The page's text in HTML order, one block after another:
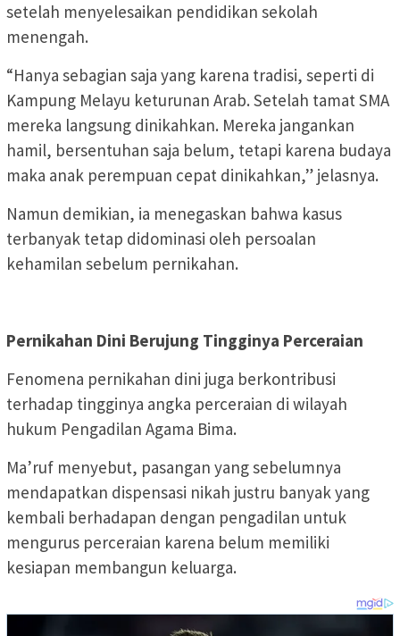
setelah menyelesaikan pendidikan sekolah
menengah.
“Hanya sebagian saja yang karena tradisi, seperti di
Kampung Melayu keturunan Arab. Setelah tamat SMA
mereka langsung dinikahkan. Mereka jangankan
hamil, bersentuhan saja belum, tetapi karena budaya
maka anak perempuan cepat dinikahkan,” jelasnya.
Namun demikian, ia menegaskan bahwa kasus
terbanyak tetap didominasi oleh persoalan
kehamilan sebelum pernikahan.
Pernikahan Dini Berujung Tingginya Perceraian
Fenomena pernikahan dini juga berkontribusi
terhadap tingginya angka perceraian di wilayah
hukum Pengadilan Agama Bima.
Ma’ruf menyebut, pasangan yang sebelumnya
mendapatkan dispensasi nikah justru banyak yang
kembali berhadapan dengan pengadilan untuk
mengurus perceraian karena belum memiliki
kesiapan membangun keluarga.